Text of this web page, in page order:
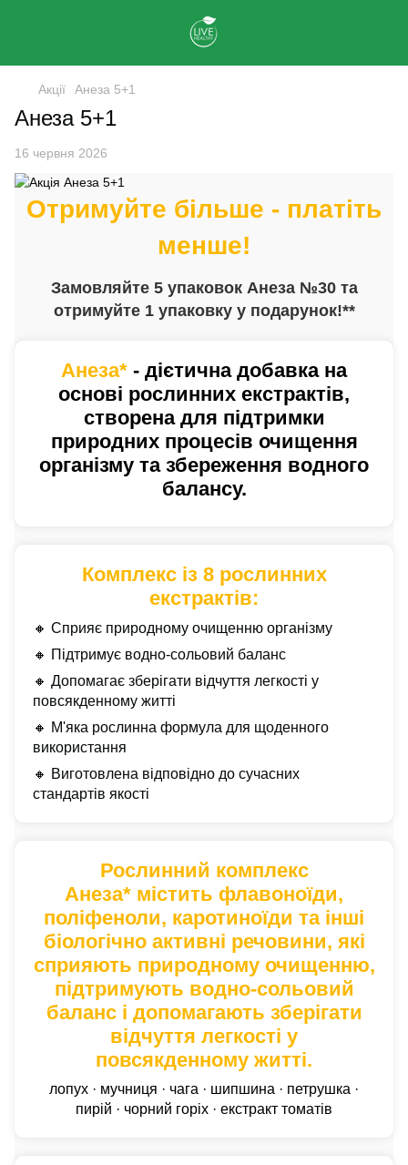
Акції Анеза 5+1
Анеза 5+1
16 червня 2026
Отримуйте більше - платіть
менше!
Замовляйте 5 упаковок Анеза №30 та
отримуйте 1 упаковку у подарунок!**
Анеза* - дієтична добавка на
основі рослинних екстрактів,
створена для підтримки
природних процесів очищення
організму та збереження водного
балансу.
Комплекс із 8 рослинних
екстрактів:
🔸 Сприяє природному очищенню організму
🔸 Підтримує водно-сольовий баланс
🔸 Допомагає зберігати відчуття легкості у
повсякденному житті
🔸 М'яка рослинна формула для щоденного
використання
🔸 Виготовлена відповідно до сучасних
стандартів якості
Рослинний комплекс
Анеза* містить флавоноїди,
поліфеноли, каротиноїди та інші
біологічно активні речовини, які
сприяють природному очищенню,
підтримують водно-сольовий
баланс і допомагають зберігати
відчуття легкості у
повсякденному житті.
лопух · мучниця · чага · шипшина · петрушка ·
пирій · чорний горіх · екстракт томатів